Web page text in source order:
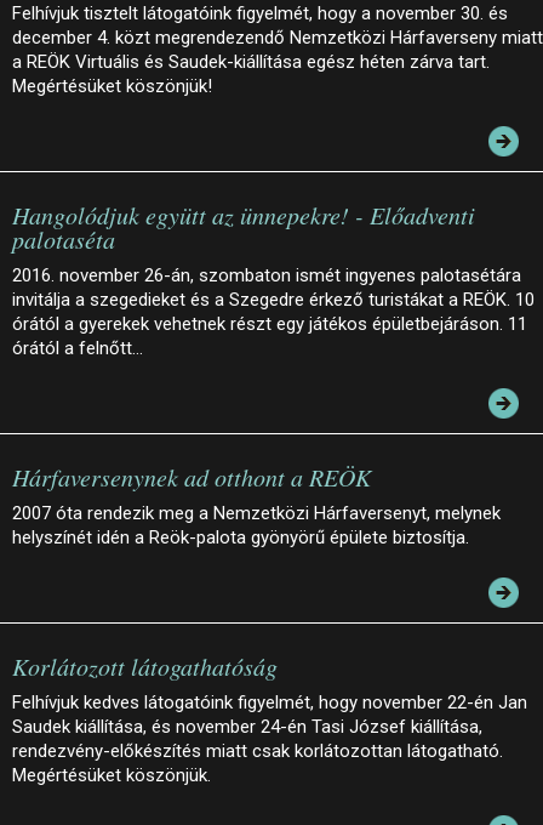
Felhívjuk tisztelt látogatóink figyelmét, hogy a november 30. és
december 4. közt megrendezendő Nemzetközi Hárfaverseny miatt
a REÖK Virtuális és Saudek-kiállítása egész héten zárva tart.
Megértésüket köszönjük!
Hangolódjuk együtt az ünnepekre! - Előadventi
palotaséta
2016. november 26-án, szombaton ismét ingyenes palotasétára
invitálja a szegedieket és a Szegedre érkező turistákat a REÖK. 10
órától a gyerekek vehetnek részt egy játékos épületbejáráson. 11
órától a felnőtt…
Hárfaversenynek ad otthont a REÖK
2007 óta rendezik meg a Nemzetközi Hárfaversenyt, melynek
helyszínét idén a Reök-palota gyönyörű épülete biztosítja.
Korlátozott látogathatóság
Felhívjuk kedves látogatóink figyelmét, hogy november 22-én Jan
Saudek kiállítása, és november 24-én Tasi József kiállítása,
rendezvény-előkészítés miatt csak korlátozottan látogatható.
Megértésüket köszönjük.